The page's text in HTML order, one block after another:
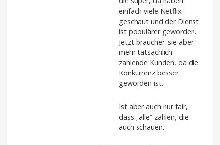
einfach viele Netflix
geschaut und der Dienst
ist populärer geworden.
Jetzt brauchen sie aber
mehr tatsächlich
zahlende Kunden, da die
Konkurrenz besser
geworden ist.
Ist aber auch nur fair,
dass „alle“ zahlen, die
auch schauen.